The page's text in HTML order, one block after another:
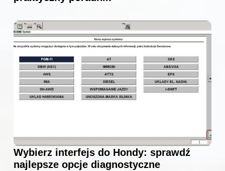
Wybierz interfejs do Hondy: sprawdź
najlepsze opcje diagnostyczne